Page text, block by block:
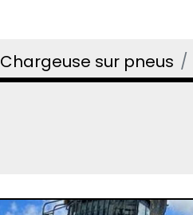
Chargeuse sur pneus